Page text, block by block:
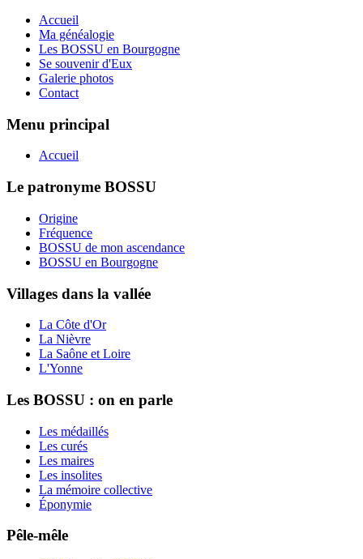
Accueil
Ma généalogie
Les BOSSU en Bourgogne
Se souvenir d'Eux
Galerie photos
Contact
Menu principal
Accueil
Le patronyme BOSSU
Origine
Fréquence
BOSSU de mon ascendance
BOSSU en Bourgogne
Villages dans la vallée
La Côte d'Or
La Nièvre
La Saône et Loire
L'Yonne
Les BOSSU : on en parle
Les médaillés
Les curés
Les maires
Les insolites
La mémoire collective
Éponymie
Pêle-mêle